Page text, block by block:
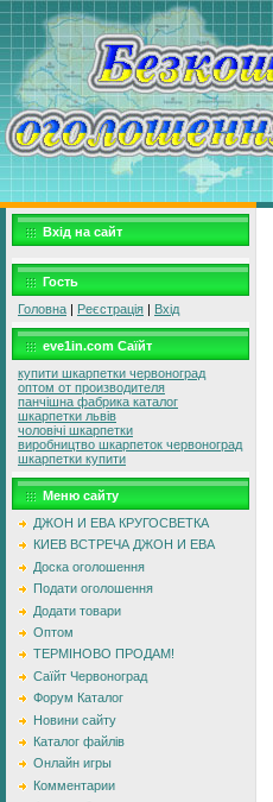
Вхід на сайт
Гость
Головна | Реєстрація | Вхід
eve1in.com Саїйт
купити шкарпетки червоноград
оптом от производителя
панчішна фабрика каталог
шкарпетки львів
чоловічі шкарпетки
виробництво шкарпеток червоноград
шкарпетки купити
Меню сайту
ДЖОН И ЕВА КРУГОСВЕТКА
КИЕВ ВСТРЕЧА ДЖОН И ЕВА
Доска оголошення
Подати оголошення
Додати товари
Оптом
ТЕРМІНОВО ПРОДАМ!
Саїйт Червоноград
Форум Каталог
Новини сайту
Каталог файлів
Онлайн игры
Комментарии